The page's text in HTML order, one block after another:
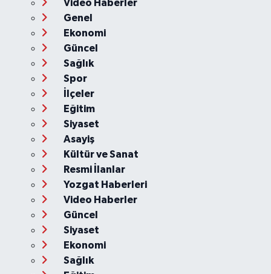
Video Haberler
Genel
Ekonomi
Güncel
Sağlık
Spor
İlçeler
Eğitim
Siyaset
Asayiş
Kültür ve Sanat
Resmi İlanlar
Yozgat Haberleri
Video Haberler
Güncel
Siyaset
Ekonomi
Sağlık